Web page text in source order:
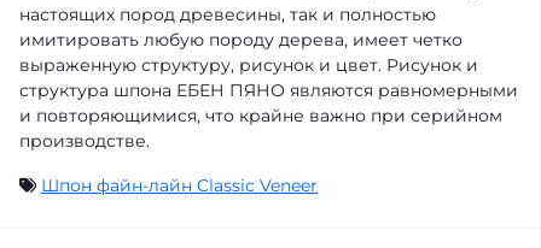
настоящих пород древесины, так и полностью
имитировать любую породу дерева, имеет четко
выраженную структуру, рисунок и цвет. Рисунок и
структура шпона ЕБЕН ПЯНО являются равномерными
и повторяющимися, что крайне важно при серийном
производстве.
Шпон файн-лайн Classic Veneer